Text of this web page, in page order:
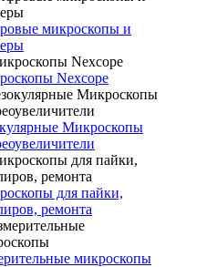
микроскопы и
Nexcope
Микроскопы
для пайки,
ремонта
микроскопы